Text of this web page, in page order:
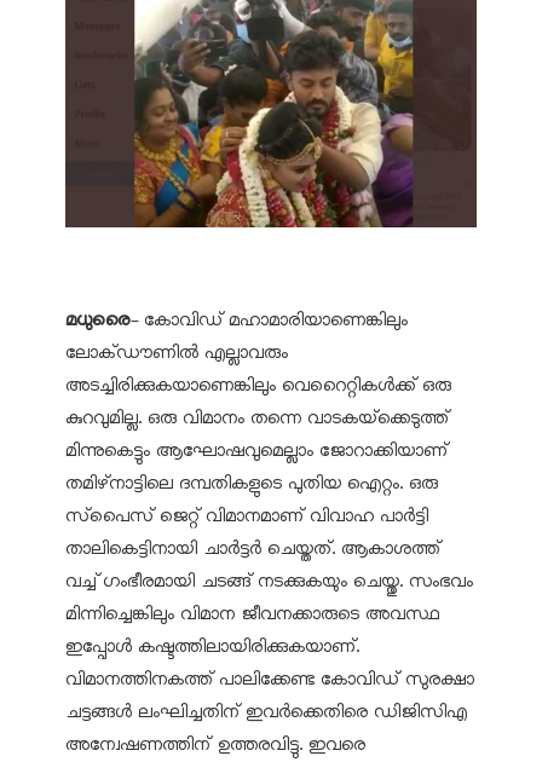
മധുരൈ- കോവിഡ് മഹാമാരിയാണെങ്കിലും
ലോക്ഡൗണില്‍ എല്ലാവരും
അടച്ചിരിക്കുകയാണെങ്കിലും വെറൈറ്റികള്‍ക്ക് ഒരു
കുറവുമില്ല. ഒരു വിമാനം തന്നെ വാടകയ്‌ക്കെടുത്ത്
മിന്നുകെട്ടും ആഘോഷവുമെല്ലാം ജോറാക്കിയാണ്
തമിഴ്‌നാട്ടിലെ ദമ്പതികളുടെ പുതിയ ഐറ്റം. ഒരു
സ്‌പൈസ് ജെറ്റ് വിമാനമാണ് വിവാഹ പാര്‍ട്ടി
താലികെട്ടിനായി ചാര്‍ട്ടര്‍ ചെയ്തത്. ആകാശത്ത്
വച്ച് ഗംഭീരമായി ചടങ്ങ് നടക്കുകയും ചെയ്തു. സംഭവം
മിന്നിച്ചെങ്കിലും വിമാന ജീവനക്കാരുടെ അവസ്ഥ
ഇപ്പോള്‍ കഷ്ടത്തിലായിരിക്കുകയാണ്.
വിമാനത്തിനകത്ത് പാലിക്കേണ്ട കോവിഡ് സുരക്ഷാ
ചട്ടങ്ങള്‍ ലംഘിച്ചതിന് ഇവര്‍ക്കെതിരെ ഡിജിസിഎ
അന്വേഷണത്തിന് ഉത്തരവിട്ടു. ഇവരെ